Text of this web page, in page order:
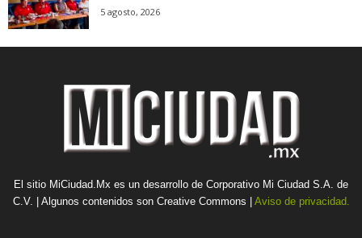
5 agosto, 2026
El sitio MiCiudad.Mx es un desarrollo de Corporativo Mi Ciudad S.A. de
C.V. | Algunos contenidos son Creative Commons | Aviso de privacidad.